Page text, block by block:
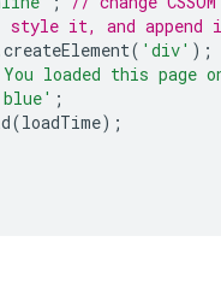
style it, and append
createElement( 'div' );
loaded this page
;
(loadTime);